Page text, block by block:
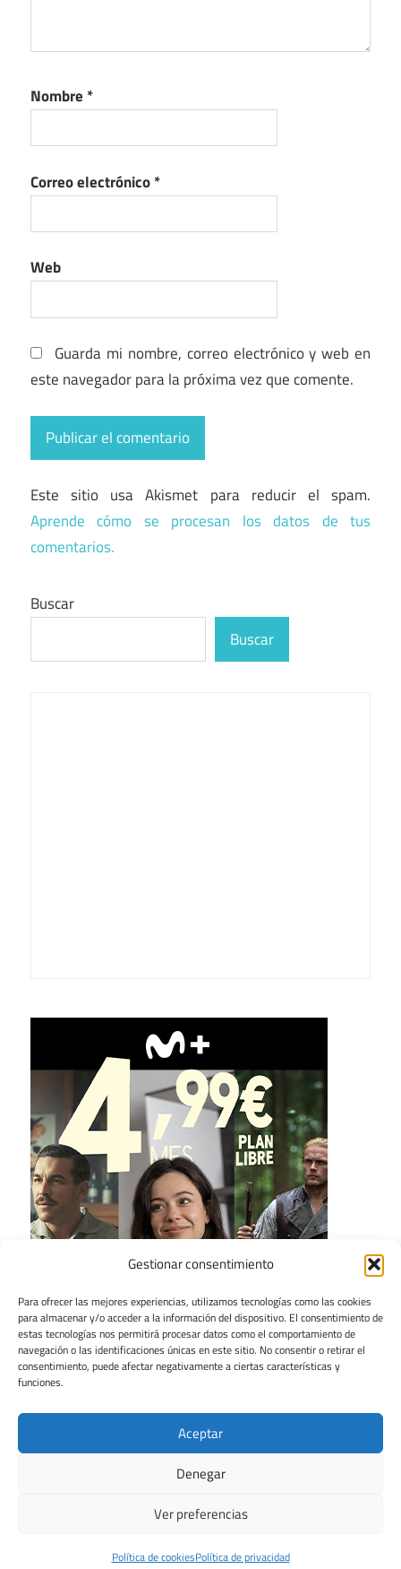
Gestionar consentimiento
Para ofrecer las mejores experiencias, utilizamos tecnologías como las cookies
para almacenar y/o acceder a la información del dispositivo. El consentimiento de
estas tecnologías nos permitirá procesar datos como el comportamiento de
navegación o las identificaciones únicas en este sitio. No consentir o retirar el
consentimiento, puede afectar negativamente a ciertas características y
funciones.
Aceptar
Denegar
Ver preferencias
Política de cookiesPolítica de privacidad
Nombre *
Correo electrónico*
Web
Guarda mi nombre, correo electrónico y web en
este navegador para la próxima vez que comente.
Este sitio usa Akismet para reducir el spam.
Aprende cómo se procesan los datos de tus
comentarios.
Buscar
Buscar